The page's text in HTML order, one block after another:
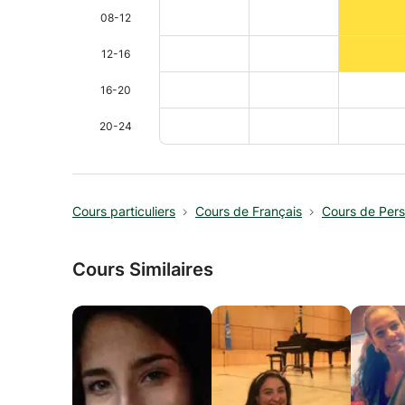
08-12
12-16
16-20
20-24
Cours particuliers Cours de Français Cours de
Cours Similaires